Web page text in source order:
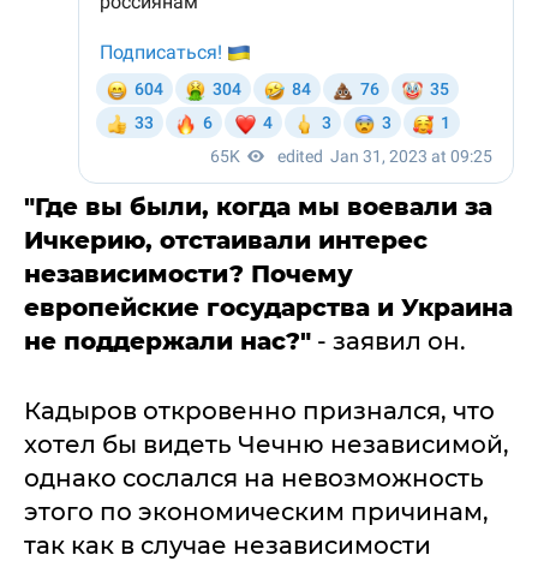
"Где вы были, когда мы воевали за
Ичкерию, отстаивали интерес
независимости? Почему
европейские государства и Украина
не поддержали нас?" - заявил он.
Кадыров откровенно признался, что
хотел бы видеть Чечню независимой,
однако сослался на невозможность
этого по экономическим причинам,
так как в случае независимости